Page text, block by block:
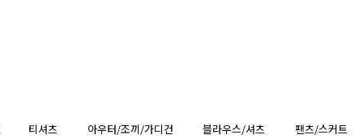
티셔츠 아우터/조끼/가디건 블라우스/셔츠 팬츠/스커트